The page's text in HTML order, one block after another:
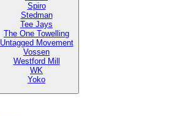
Spiro
Stedman
Tee Jays
The One Towelling
Untagged Movement
Vossen
Westford Mill
WK
Yoko